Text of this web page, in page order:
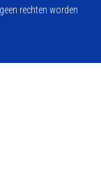
rechten worden